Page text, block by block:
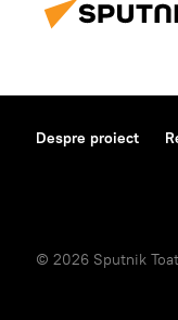
Despre proiect
© 2026 Sputnik